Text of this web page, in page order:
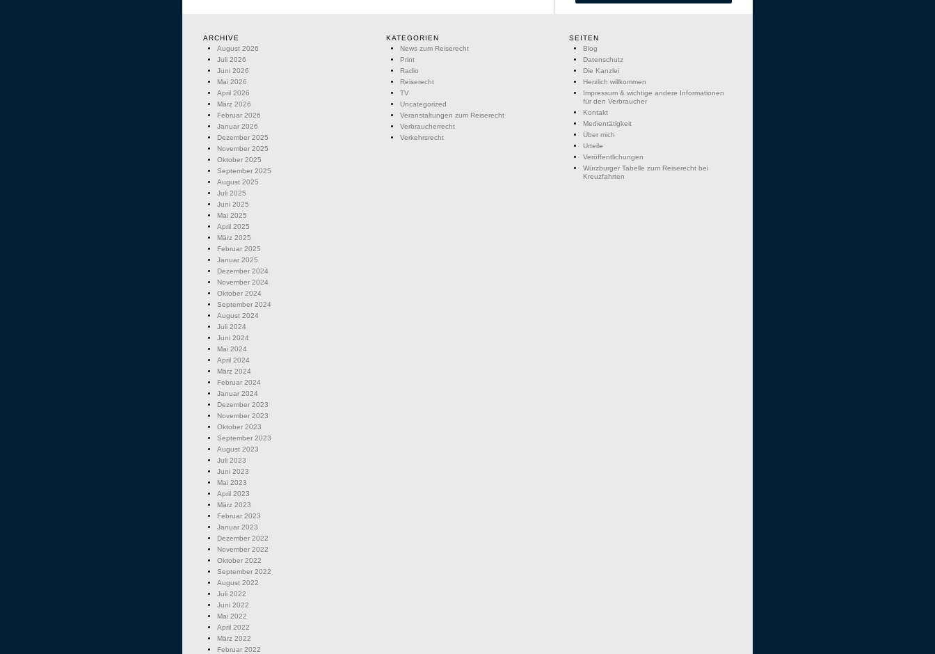
ARCHIVE
August 2026
Juli 2026
Juni 2026
Mai 2026
April 2026
März 2026
Februar 2026
Januar 2026
Dezember 2025
November 2025
Oktober 2025
September 2025
August 2025
Juli 2025
Juni 2025
Mai 2025
April 2025
März 2025
Februar 2025
Januar 2025
Dezember 2024
November 2024
Oktober 2024
September 2024
August 2024
Juli 2024
Juni 2024
Mai 2024
April 2024
März 2024
Februar 2024
Januar 2024
Dezember 2023
November 2023
Oktober 2023
September 2023
August 2023
Juli 2023
Juni 2023
Mai 2023
April 2023
März 2023
Februar 2023
Januar 2023
Dezember 2022
November 2022
Oktober 2022
September 2022
August 2022
Juli 2022
Juni 2022
Mai 2022
April 2022
März 2022
Februar 2022
KATEGORIEN
News zum Reiserecht
Print
Radio
Reiserecht
TV
Uncategorized
Veranstaltungen zum Reiserecht
Verbraucherrecht
Verkehrsrecht
SEITEN
Blog
Datenschutz
Die Kanzlei
Herzlich willkommen
Impressum & wichtige andere Informationen
für den Verbraucher
Kontakt
Medientätigkeit
Über mich
Urteile
Veröffentlichungen
Würzburger Tabelle zum Reiserecht bei
Kreuzfahrten